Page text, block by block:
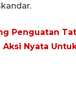
Penguatan
Nyata